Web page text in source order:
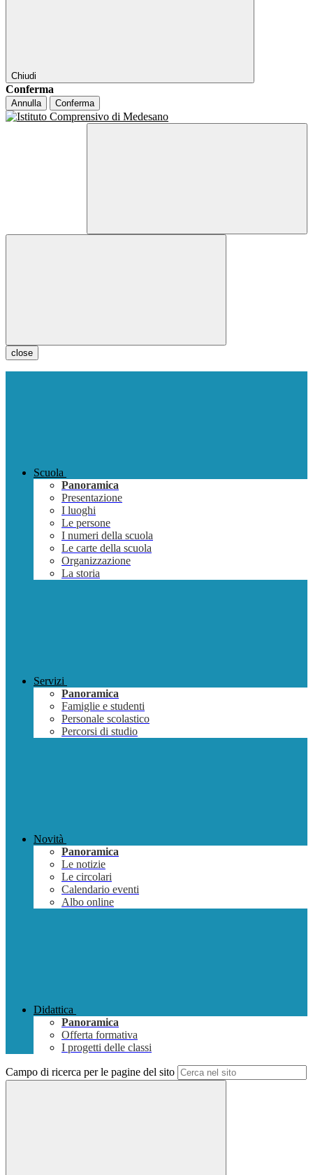
Chiudi
Conferma
Annulla Conferma
close
Scuola
Panoramica
Presentazione
I luoghi
Le persone
I numeri della scuola
Le carte della scuola
Organizzazione
La storia
Servizi
Panoramica
Famiglie e studenti
Personale scolastico
Percorsi di studio
Novità
Panoramica
Le notizie
Le circolari
Calendario eventi
Albo online
Didattica
Panoramica
Offerta formativa
I progetti delle classi
Campo di ricerca per le pagine del sito